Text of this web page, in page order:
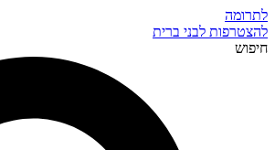
לתרומה
להצטרפות לבני ברית
חיפוש